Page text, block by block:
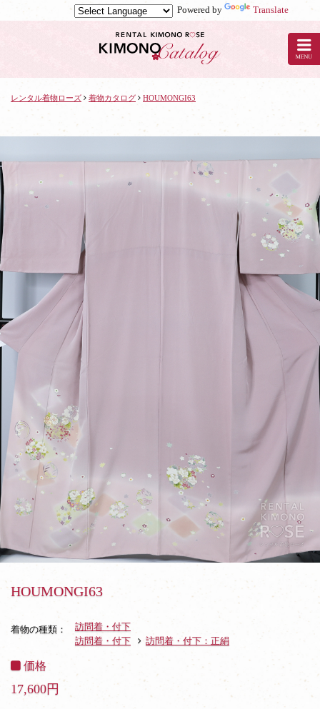
Powered by
Translate
ル
ー
ズ
で
着
物
レ
ン
タ
ル：
HOUMONGI63
レンタル着物ローズ 着物カタログ HOUMONGI63
HOUMONGI63
着物の種類：
訪問着・付下
訪問着・付下
訪問着・付下：正絹
価格
17,600円